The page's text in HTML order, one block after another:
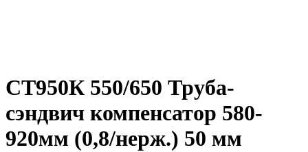
СТ950К 550/650 Труба-
сэндвич компенсатор 580-
920мм (0,8/нерж.) 50 мм